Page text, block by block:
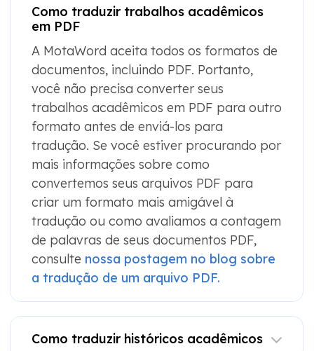
Como traduzir trabalhos acadêmicos
em PDF
A MotaWord aceita todos os formatos de
documentos, incluindo PDF. Portanto,
você não precisa converter seus
trabalhos acadêmicos em PDF para outro
formato antes de enviá-los para
tradução. Se você estiver procurando por
mais informações sobre como
convertemos seus arquivos PDF para
criar um formato mais amigável à
tradução ou como avaliamos a contagem
de palavras de seus documentos PDF,
consulte nossa postagem no blog sobre
a tradução de um arquivo PDF.
Como traduzir históricos acadêmicos